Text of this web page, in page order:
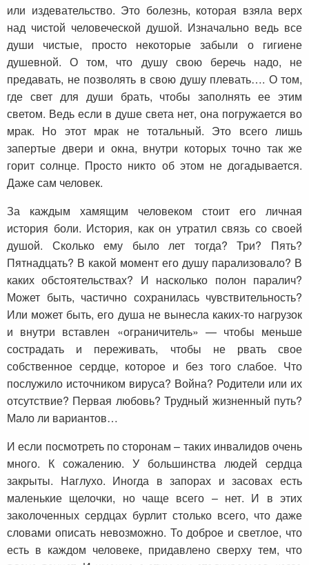
или издевательство. Это болезнь, которая взяла верх
над чистой человеческой душой. Изначально ведь все
души чистые, просто некоторые забыли о гигиене
душевной. О том, что душу свою беречь надо, не
предавать, не позволять в свою душу плевать…. О том,
где свет для души брать, чтобы заполнять ее этим
светом. Ведь если в душе света нет, она погружается во
мрак. Но этот мрак не тотальный. Это всего лишь
запертые двери и окна, внутри которых точно так же
горит солнце. Просто никто об этом не догадывается.
Даже сам человек.
За каждым хамящим человеком стоит его личная
история боли. История, как он утратил связь со своей
душой. Сколько ему было лет тогда? Три? Пять?
Пятнадцать? В какой момент его душу парализовало? В
каких обстоятельствах? И насколько полон паралич?
Может быть, частично сохранилась чувствительность?
Или может быть, его душа не вынесла каких-то нагрузок
и внутри вставлен «ограничитель» — чтобы меньше
сострадать и переживать, чтобы не рвать свое
собственное сердце, которое и без того слабое. Что
послужило источником вируса? Война? Родители или их
отсутствие? Первая любовь? Трудный жизненный путь?
Мало ли вариантов…
И если посмотреть по сторонам – таких инвалидов очень
много. К сожалению. У большинства людей сердца
закрыты. Наглухо. Иногда в запорах и засовах есть
маленькие щелочки, но чаще всего – нет. И в этих
заколоченных сердцах бурлит столько всего, что даже
словами описать невозможно. То доброе и светлое, что
есть в каждом человеке, придавлено сверху тем, что